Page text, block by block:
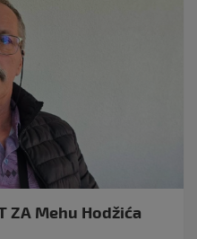
ZA Mehu Hodžića